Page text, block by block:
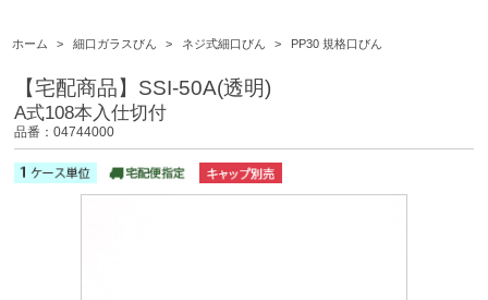
ホーム > 細口ガラスびん > ネジ式細口びん > PP30 規格口びん
【宅配商品】SSI-50A(透明)
A式108本入仕切付
品番：04744000